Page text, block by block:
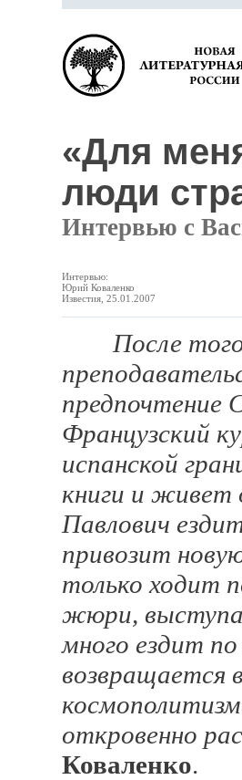
«Для
люди
Интервью с
Интервью:
Юрий Коваленко
Известия, 25.01.2007
После
предпочтение
Французский
испанской
книги и живет
Павлович
привозит
только ходит
жюри,
много ездит
возвращается
откровенно
Коваленко.